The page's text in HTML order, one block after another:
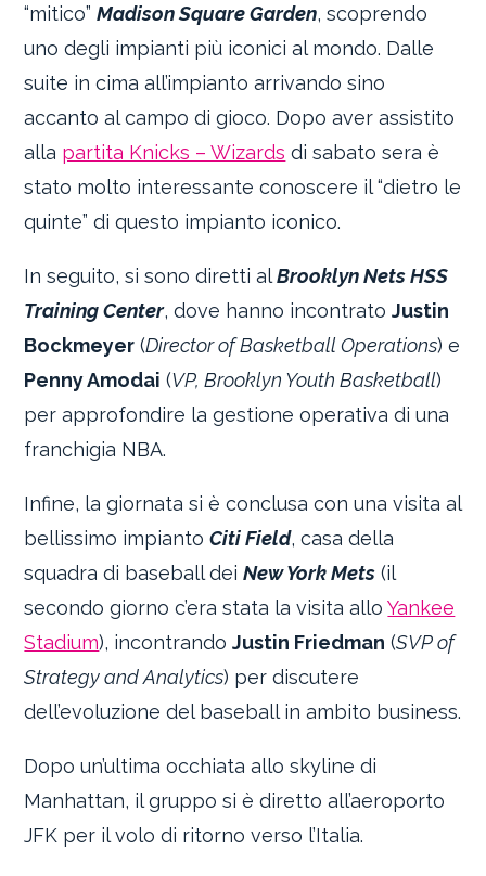
“mitico”Madison Square Garden, scoprendo
uno degli impianti più iconici al mondo. Dalle
suite in cima all’impianto arrivando sino
accanto al campo di gioco. Dopo aver assistito
alla partita Knicks – Wizards di sabato sera è
stato molto interessante conoscere il “dietro le
quinte” di questo impianto iconico.
In seguito, si sono diretti alBrooklyn Nets HSS
Training Center, dove hanno incontratoJustin
Bockmeyer (Director of Basketball Operations) e
Penny Amodai (VP, Brooklyn Youth Basketball)
per approfondire la gestione operativa di una
franchigia NBA.
Infine, la giornata si è conclusa con una visita al
bellissimo impiantoCiti Field, casa della
squadra di baseball deiNew York Mets (il
secondo giorno c’era stata la visita alloYankee
Stadium), incontrandoJustin Friedman (SVP of
Strategy and Analytics) per discutere
dell’evoluzione del baseball in ambito business.
Dopo un’ultima occhiata allo skyline di
Manhattan, il gruppo si è diretto all’aeroporto
JFK per il volo di ritorno verso l’Italia.